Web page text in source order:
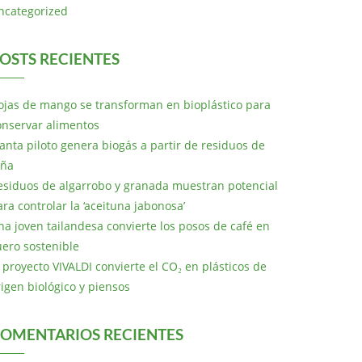
RECIENTES
de mango se transforman en bioplástico para
alimentos
piloto genera biogás a partir de residuos de
de algarrobo y granada muestran potencial
controlar la ‘aceituna jabonosa’
joven tailandesa convierte los posos de café en
sostenible
proyecto VIVALDI convierte el CO₂ en plásticos de
biológico y piensos
RECIENTES